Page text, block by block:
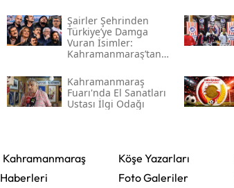
Şairler Şehrinden
Türkiye’ye Damga
Vuran İsimler:
Kahramanmaraş’tan
Kahramanmaraş
Fuarı'nda El Sanatları
Ustası İlgi Odağı
Kahramanmaraş
Haberleri
Köşe Yazarları
Foto Galeriler